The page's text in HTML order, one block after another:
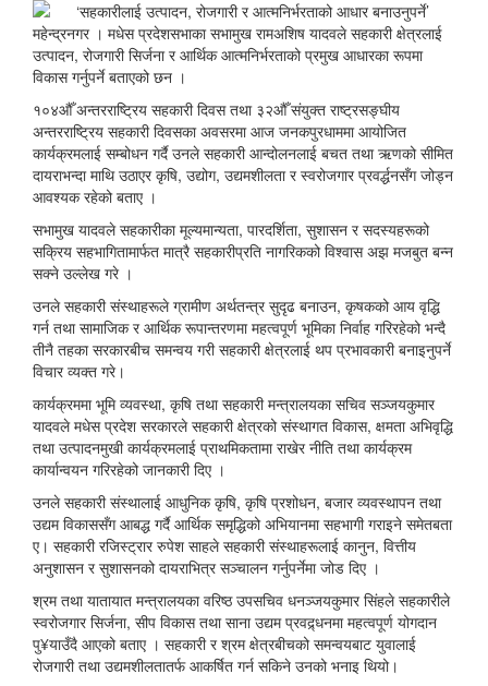
महेन्द्रनगर । मधेस प्रदेशसभाका सभामुख रामअशिष यादवले सहकारी क्षेत्रलाई
उत्पादन, रोजगारी सिर्जना र आर्थिक आत्मनिर्भरताको प्रमुख आधारका रूपमा
विकास गर्नुपर्ने बताएको छन ।
१०४औँ अन्तरराष्ट्रिय सहकारी दिवस तथा ३२औँ संयुक्त राष्ट्रसङ्घीय
अन्तरराष्ट्रिय सहकारी दिवसका अवसरमा आज जनकपुरधाममा आयोजित
कार्यक्रमलाई सम्बोधन गर्दै उनले सहकारी आन्दोलनलाई बचत तथा ऋणको सीमित
दायराभन्दा माथि उठाएर कृषि, उद्योग, उद्यमशीलता र स्वरोजगार प्रवर्द्धनसँग जोड्न
आवश्यक रहेको बताए ।
सभामुख यादवले सहकारीका मूल्यमान्यता, पारदर्शिता, सुशासन र सदस्यहरूको
सक्रिय सहभागितामार्फत मात्रै सहकारीप्रति नागरिकको विश्वास अझ मजबुत बन्न
सक्ने उल्लेख गरे ।
उनले सहकारी संस्थाहरूले ग्रामीण अर्थतन्त्र सुदृढ बनाउन, कृषकको आय वृद्धि
गर्न तथा सामाजिक र आर्थिक रूपान्तरणमा महत्वपूर्ण भूमिका निर्वाह गरिरहेको भन्दै
तीनै तहका सरकारबीच समन्वय गरी सहकारी क्षेत्रलाई थप प्रभावकारी बनाइनुपर्ने
विचार व्यक्त गरे।
कार्यक्रममा भूमि व्यवस्था, कृषि तथा सहकारी मन्त्रालयका सचिव सञ्जयकुमार
यादवले मधेस प्रदेश सरकारले सहकारी क्षेत्रको संस्थागत विकास, क्षमता अभिवृद्धि
तथा उत्पादनमुखी कार्यक्रमलाई प्राथमिकतामा राखेर नीति तथा कार्यक्रम
कार्यान्वयन गरिरहेको जानकारी दिए ।
उनले सहकारी संस्थालाई आधुनिक कृषि, कृषि प्रशोधन, बजार व्यवस्थापन तथा
उद्यम विकाससँग आबद्ध गर्दै आर्थिक समृद्धिको अभियानमा सहभागी गराइने समेतबता
ए। सहकारी रजिस्ट्रार रुपेश साहले सहकारी संस्थाहरूलाई कानुन, वित्तीय
अनुशासन र सुशासनको दायराभित्र सञ्चालन गर्नुपर्नेमा जोड दिए ।
श्रम तथा यातायात मन्त्रालयका वरिष्ठ उपसचिव धनञ्जयकुमार सिंहले सहकारीले
स्वरोजगार सिर्जना, सीप विकास तथा साना उद्यम प्रवद्र्धनमा महत्वपूर्ण योगदान
पु¥याउँदै आएको बताए । सहकारी र श्रम क्षेत्रबीचको समन्वयबाट युवालाई
रोजगारी तथा उद्यमशीलतातर्फ आकर्षित गर्न सकिने उनको भनाइ थियो।